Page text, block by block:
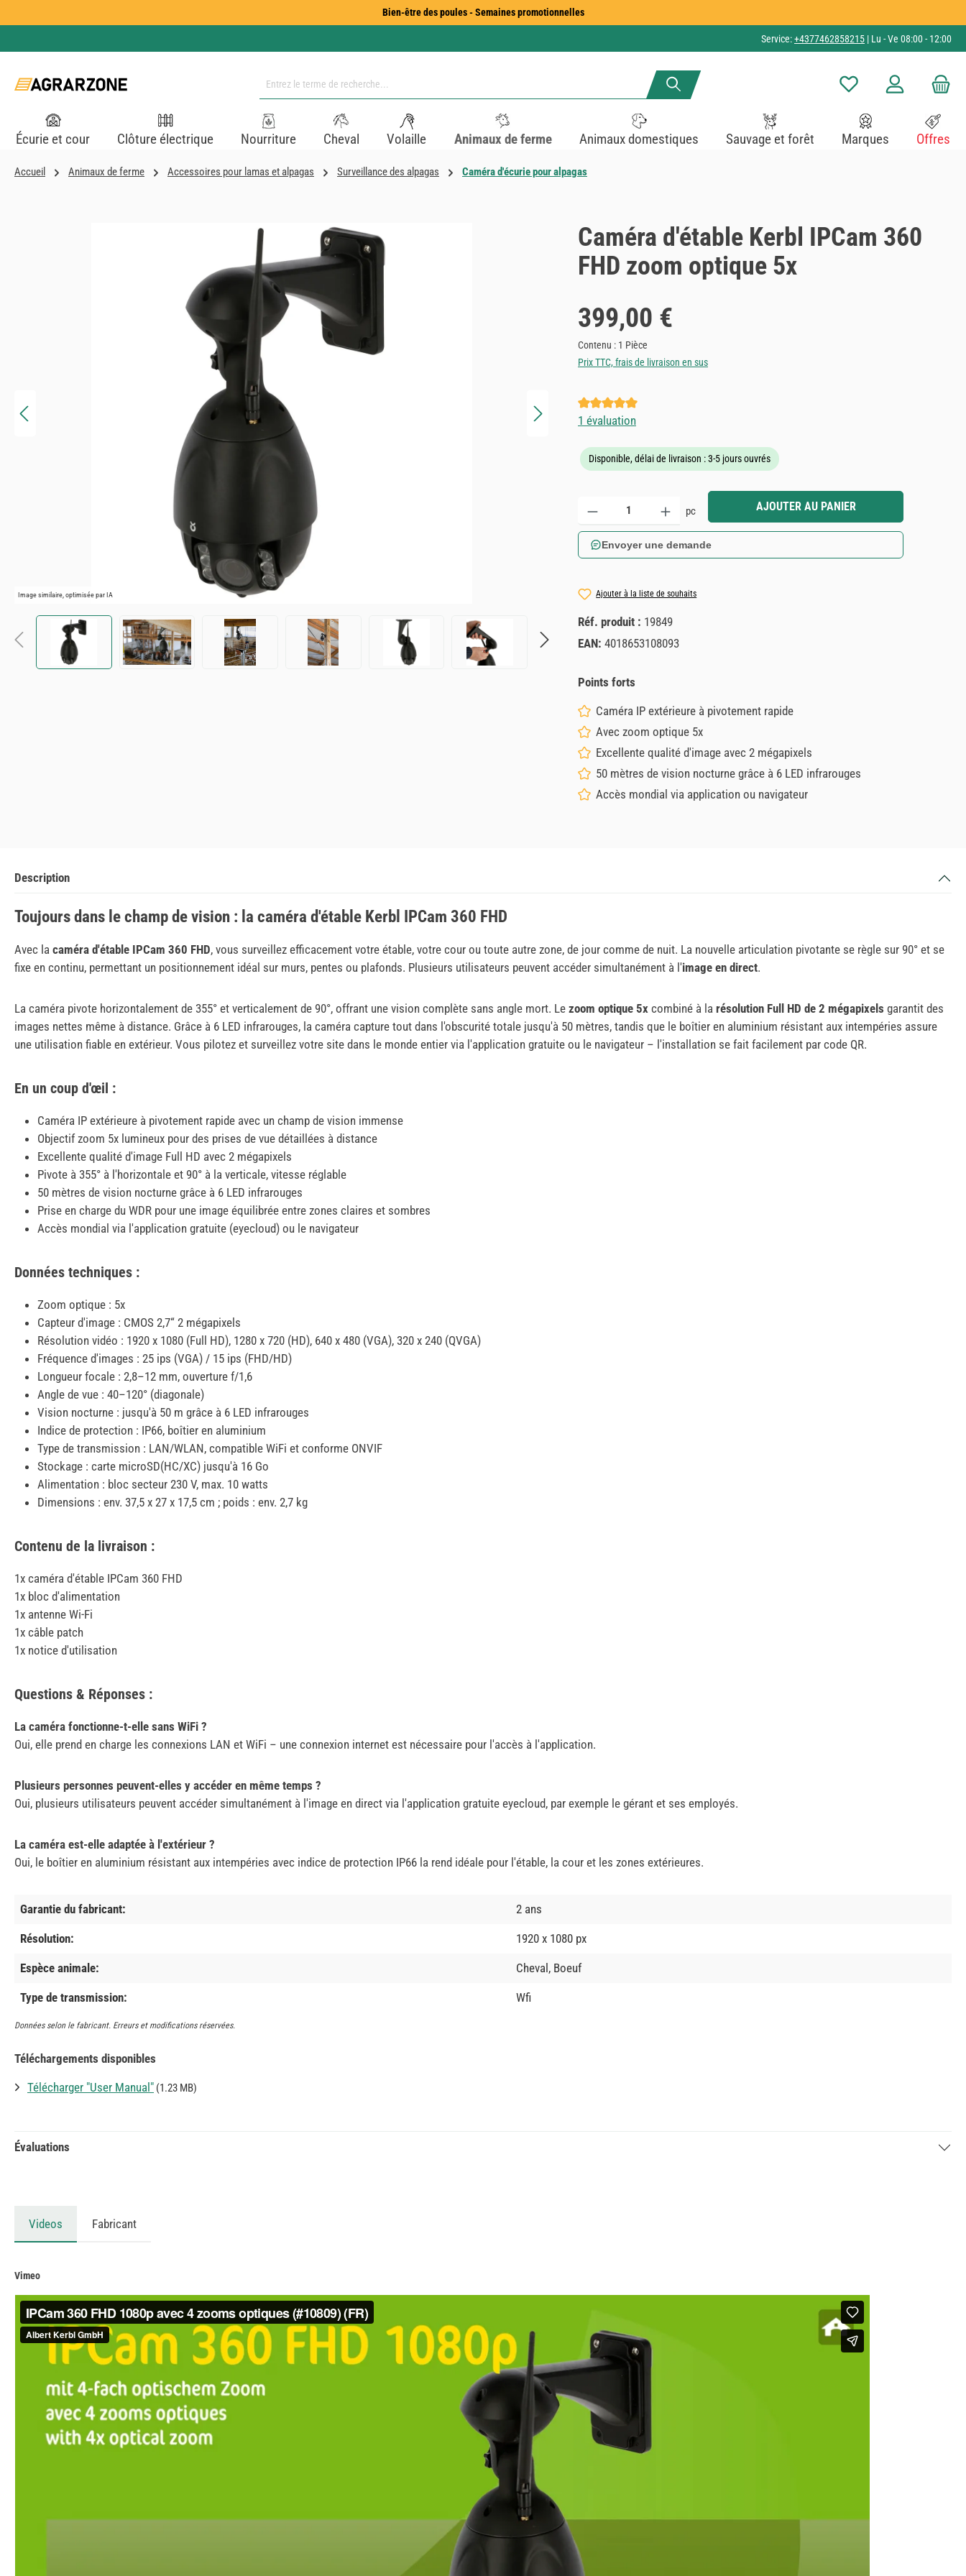
Bien-être des poules - Semaines promotionnelles
Service:+4377462858215 | Lu - Ve 08:00 - 12:00
Vous avez 0 articles dans
Écurie et cour Clôture électrique Nourriture Cheval Volaille Animaux de ferme Animaux domestiques Sauvage et forêt Marques Offres
Accueil Animaux de ferme Accessoires pour lamas et alpagas Surveillance des alpagas Caméra d'écurie pour alpagas
Image similaire, optimisée par IA
Caméra d'étable Kerbl IPCam 360
FHD zoom optique 5x
Prix régulier :
399,00 €
Contenu : 1 Pièce
Prix TTC, frais de livraison en sus
Note moyenne de 5 sur 5 étoiles
1 évaluation
Disponible, délai de livraison : 3-5 jours ouvrés
Quantité de produit : Entrez la quantité souhaitée ou utilisez les boutons pour augmenter ou
pc AJOUTER AU PANIER
Envoyer une demande
Ajouter à la liste de souhaits
Réf. produit : 19849
EAN: 4018653108093
Points forts
Caméra IP extérieure à pivotement rapide
Avec zoom optique 5x
Excellente qualité d'image avec 2 mégapixels
50 mètres de vision nocturne grâce à 6 LED infrarouges
Accès mondial via application ou navigateur
Description
Toujours dans le champ de vision : la caméra d'étable Kerbl IPCam 360 FHD
Avec la caméra d'étable IPCam 360 FHD, vous surveillez efficacement votre étable, votre cour ou toute autre zone, de jour comme de nuit. La nouvelle articulation pivotante se règle sur 90° et se
fixe en continu, permettant un positionnement idéal sur murs, pentes ou plafonds. Plusieurs utilisateurs peuvent accéder simultanément à l'image en direct.
La caméra pivote horizontalement de 355° et verticalement de 90°, offrant une vision complète sans angle mort. Le zoom optique 5x combiné à la résolution Full HD de 2 mégapixels garantit des
images nettes même à distance. Grâce à 6 LED infrarouges, la caméra capture tout dans l'obscurité totale jusqu'à 50 mètres, tandis que le boîtier en aluminium résistant aux intempéries assure
une utilisation fiable en extérieur. Vous pilotez et surveillez votre site dans le monde entier via l'application gratuite ou le navigateur – l'installation se fait facilement par code QR.
En un coup d'œil :
Caméra IP extérieure à pivotement rapide avec un champ de vision immense
Objectif zoom 5x lumineux pour des prises de vue détaillées à distance
Excellente qualité d'image Full HD avec 2 mégapixels
Pivote à 355° à l'horizontale et 90° à la verticale, vitesse réglable
50 mètres de vision nocturne grâce à 6 LED infrarouges
Prise en charge du WDR pour une image équilibrée entre zones claires et sombres
Accès mondial via l'application gratuite (eyecloud) ou le navigateur
Données techniques :
Zoom optique : 5x
Capteur d'image : CMOS 2,7“ 2 mégapixels
Résolution vidéo : 1920 x 1080 (Full HD), 1280 x 720 (HD), 640 x 480 (VGA), 320 x 240 (QVGA)
Fréquence d'images : 25 ips (VGA) / 15 ips (FHD/HD)
Longueur focale : 2,8–12 mm, ouverture f/1,6
Angle de vue : 40–120° (diagonale)
Vision nocturne : jusqu'à 50 m grâce à 6 LED infrarouges
Indice de protection : IP66, boîtier en aluminium
Type de transmission : LAN/WLAN, compatible WiFi et conforme ONVIF
Stockage : carte microSD(HC/XC) jusqu'à 16 Go
Alimentation : bloc secteur 230 V, max. 10 watts
Dimensions : env. 37,5 x 27 x 17,5 cm ; poids : env. 2,7 kg
Contenu de la livraison :
1x caméra d'étable IPCam 360 FHD
1x bloc d'alimentation
1x antenne Wi-Fi
1x câble patch
1x notice d'utilisation
Questions & Réponses :
La caméra fonctionne-t-elle sans WiFi ?
Oui, elle prend en charge les connexions LAN et WiFi – une connexion internet est nécessaire pour l'accès à l'application.
Plusieurs personnes peuvent-elles y accéder en même temps ?
Oui, plusieurs utilisateurs peuvent accéder simultanément à l'image en direct via l'application gratuite eyecloud, par exemple le gérant et ses employés.
La caméra est-elle adaptée à l'extérieur ?
Oui, le boîtier en aluminium résistant aux intempéries avec indice de protection IP66 la rend idéale pour l'étable, la cour et les zones extérieures.
Garantie du fabricant: 2 ans
Résolution: 1920 x 1080 px
Espèce animale: Cheval, Boeuf
Type de transmission: Wfi
Données selon le fabricant. Erreurs et modifications réservées.
Téléchargements disponibles
Télécharger "User Manual" (1.23 MB)
Évaluations
Videos Fabricant
Vimeo